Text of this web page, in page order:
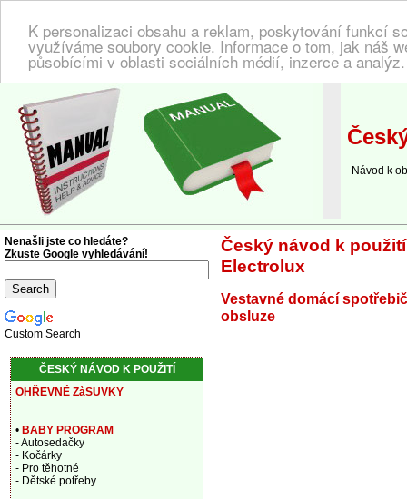
K personalizaci obsahu a reklam, poskytování funkcí
využíváme soubory cookie. Informace o tom, jak náš
působícími v oblasti sociálních médií, inzerce a
NÁVOD K POUŽITÍ| Zde najdete český návod!
Návod k
Český návod k
Electrolux
Vestavné domácí
obsluze
Nenašli jste co hledáte?
Zkuste Google vyhledávání!
Custom Search
ČESKÝ NÁVOD K POUŽITÍ
OHŘEVNÉ ZàSUVKY
• BABY PROGRAM
- Autosedačky
- Kočárky
- Pro těhotné
- Dětské potřeby